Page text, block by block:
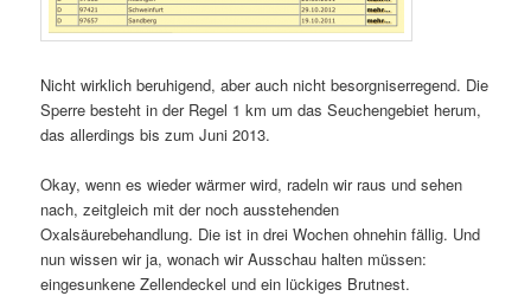
Nicht wirklich beruhigend, aber auch nicht besorgniserregend. Die
Sperre besteht in der Regel 1 km um das Seuchengebiet herum,
das allerdings bis zum Juni 2013.
Okay, wenn es wieder wärmer wird, radeln wir raus und sehen
nach, zeitgleich mit der noch ausstehenden
Oxalsäurebehandlung. Die ist in drei Wochen ohnehin fällig. Und
nun wissen wir ja, wonach wir Ausschau halten müssen:
eingesunkene Zellendeckel und ein lückiges Brutnest.